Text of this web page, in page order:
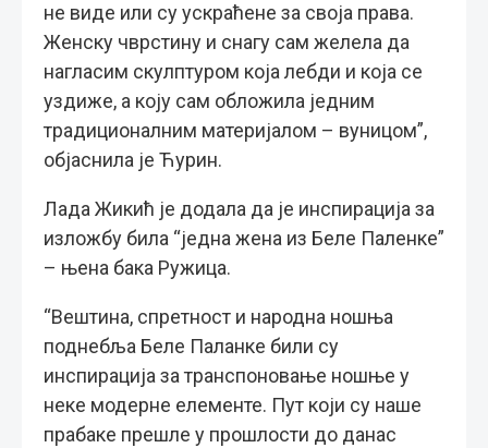
не виде или су ускраћене за своја права.
Женску чврстину и снагу сам желела да
нагласим скулптуром која лебди и која се
уздиже, а коју сам обложила једним
традиционалним материјалом – вуницом”,
објаснила је Ћурин.
Лада Жикић је додала да је инспирација за
изложбу била “једна жена из Беле Паленке”
– њена бака Ружица.
“Вештина, спретност и народна ношња
поднебља Беле Паланке били су
инспирација за транспоновање ношње у
неке модерне елементе. Пут који су наше
прабаке прешле у прошлости до данас